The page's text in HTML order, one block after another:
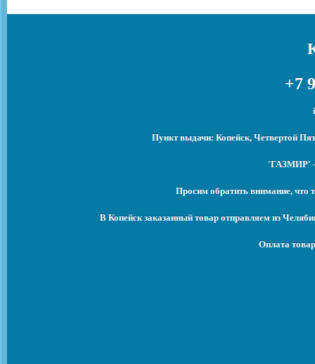
+7
Пункт выдачи: Копейск, Четвертой
'ГАЗМИР' -
Просим обратить внимание, что
В Копейск заказанный товар отправляем из
Оплата